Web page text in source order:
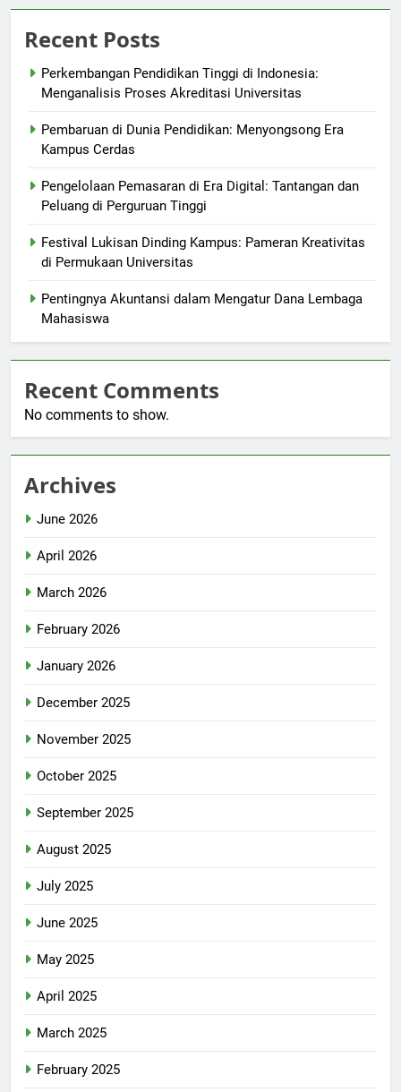
Recent Posts
Perkembangan Pendidikan Tinggi di Indonesia:
Menganalisis Proses Akreditasi Universitas
Pembaruan di Dunia Pendidikan: Menyongsong Era
Kampus Cerdas
Pengelolaan Pemasaran di Era Digital: Tantangan dan
Peluang di Perguruan Tinggi
Festival Lukisan Dinding Kampus: Pameran Kreativitas
di Permukaan Universitas
Pentingnya Akuntansi dalam Mengatur Dana Lembaga
Mahasiswa
Recent Comments
No comments to show.
Archives
June 2026
April 2026
March 2026
February 2026
January 2026
December 2025
November 2025
October 2025
September 2025
August 2025
July 2025
June 2025
May 2025
April 2025
March 2025
February 2025